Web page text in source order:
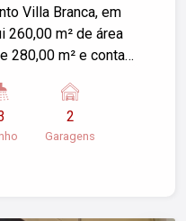
Villa Branca, em
260,00 m² de área
280,00 m² e conta
confortáveis, além
quintal, varanda
na cozinha,
2
Garagens